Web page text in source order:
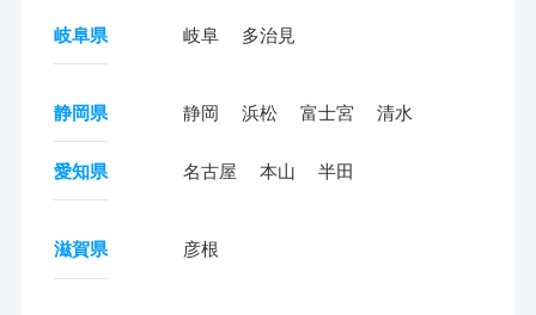
岐阜県 岐阜 多治見
静岡県 静岡 浜松 富士宮 清水
愛知県 名古屋 本山 半田
滋賀県 彦根